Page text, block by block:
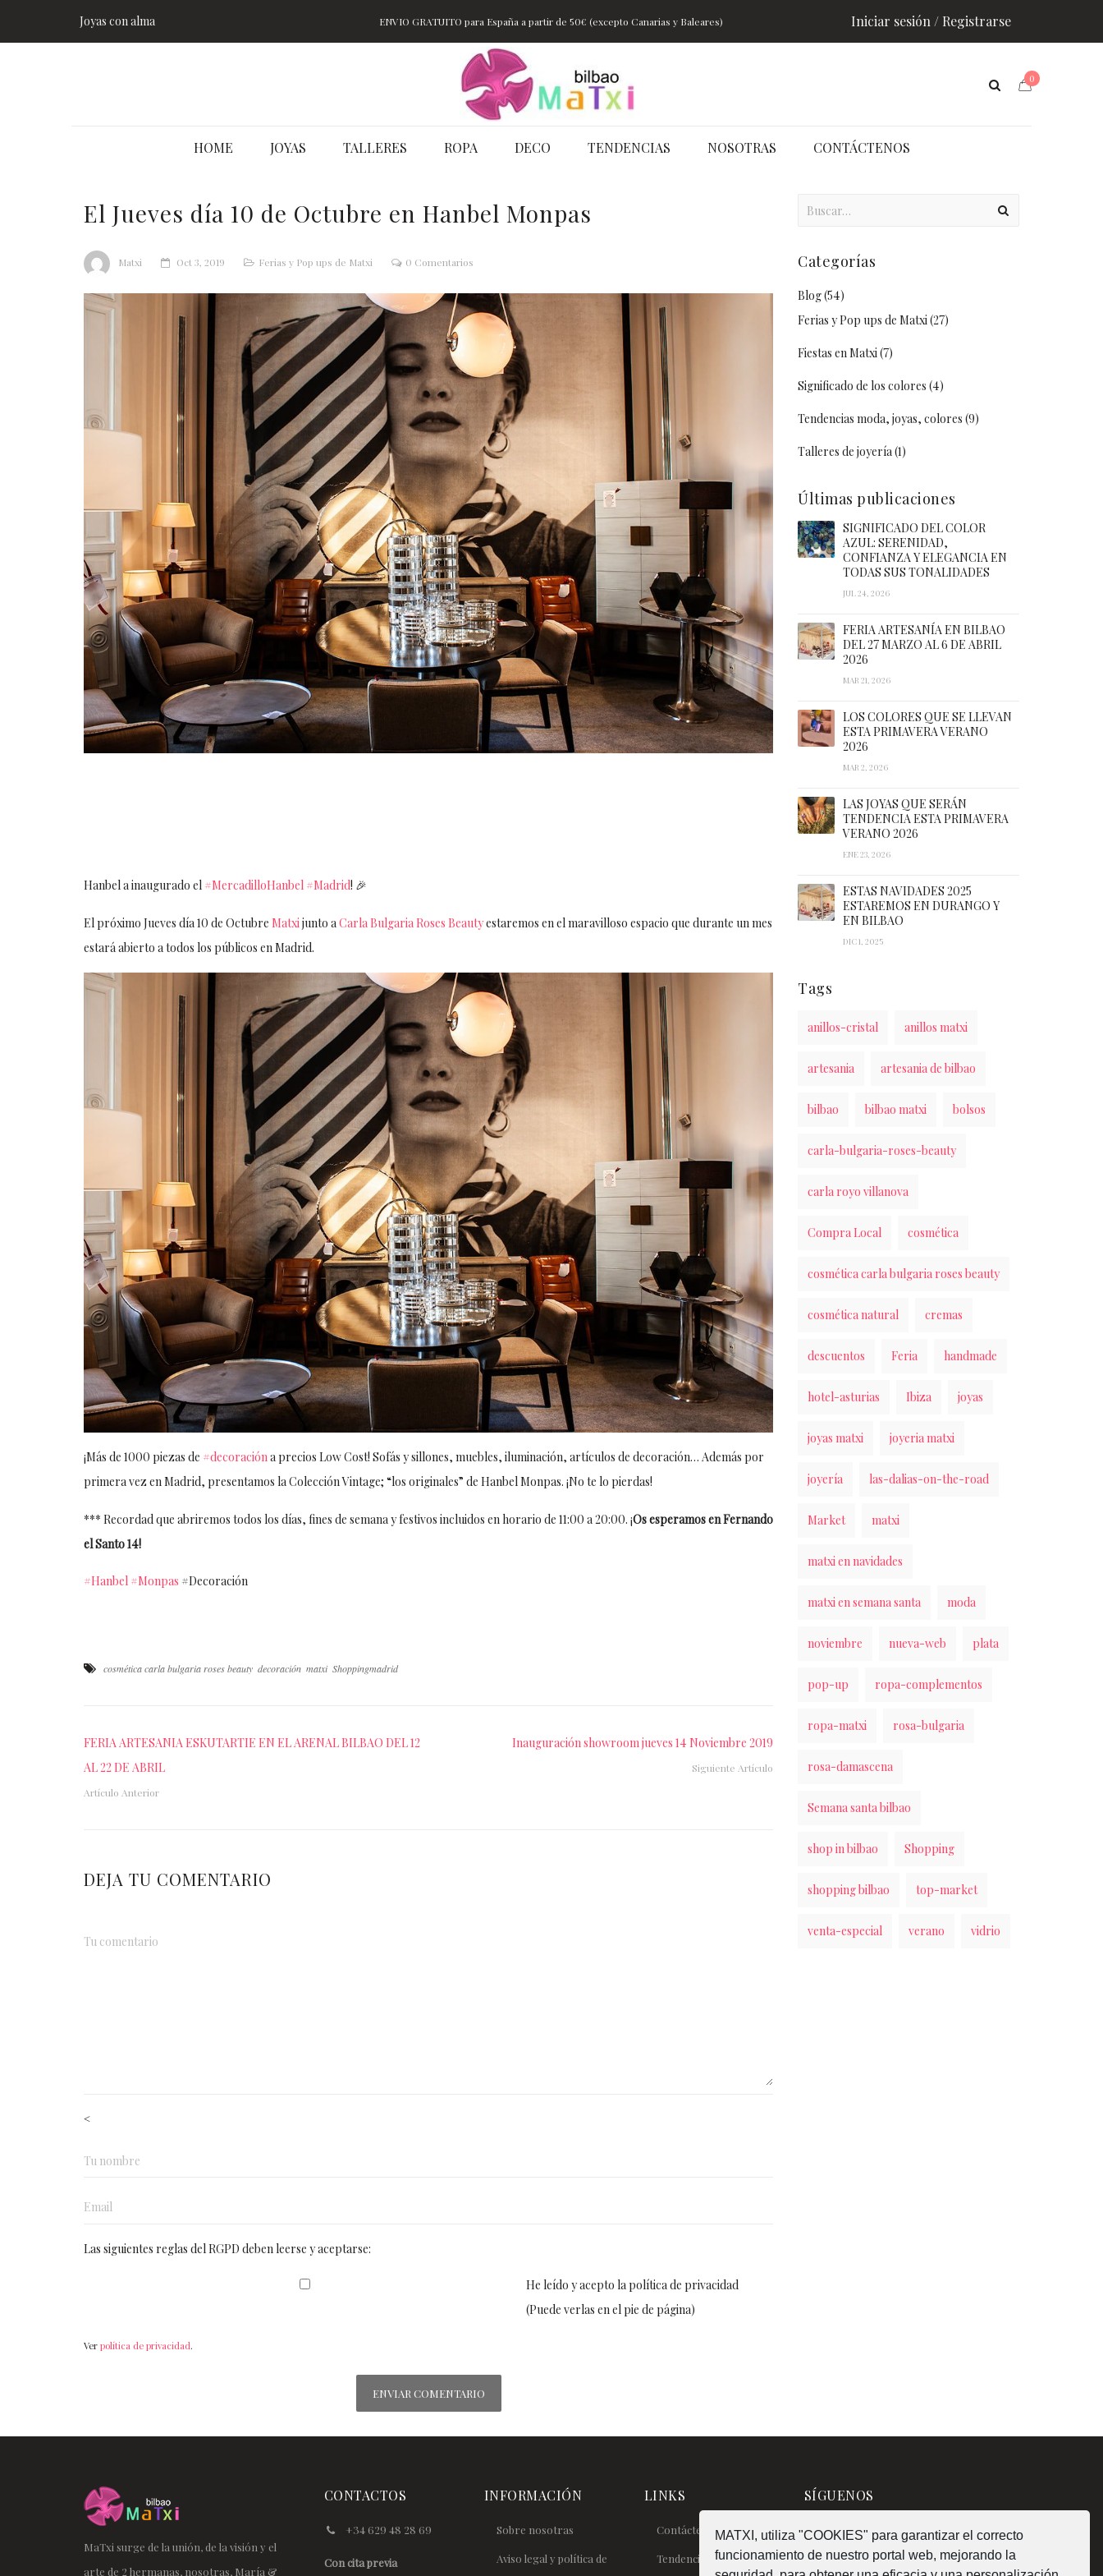
MATXI, utiliza "COOKIES" para garantizar el correcto
funcionamiento de nuestro portal web, mejorando la
Joyas con alma ENVIO GRATUITO para España a partir de 50€ (excepto Canarias y Baleares) Iniciar sesión / Registrarse
0
HOME JOYAS TALLERES ROPA DECO TENDENCIAS NOSOTRAS CONTÁCTENOS
El Jueves día 10 de Octubre en Hanbel Monpas
Matxi Oct 3, 2019 Ferias y Pop ups de Matxi 0 Comentarios
Hanbel a inaugurado el #MercadilloHanbel #Madrid! 🎉
El próximo Jueves día 10 de Octubre Matxi junto a Carla Bulgaria Roses Beautyestaremos en el maravilloso espacio que durante un mes
estará abierto a todos los públicos en Madrid.
¡Más de 1000 piezas de #decoracióna precios Low Cost! Sofás y sillones, muebles, iluminación, artículos de decoración… Además por
primera vez en Madrid, presentamos la Colección Vintage; “los originales” de Hanbel Monpas. ¡No te lo pierdas!
*** Recordad que abriremos todos los días, fines de semana y festivos incluidos en horario de 11:00 a 20:00. ¡Os esperamos en Fernando
el Santo 14!
#Hanbel #Monpas #Decoración
cosmética carla bulgaria roses beauty decoración matxi Shoppingmadrid
FERIA ARTESANIA ESKUTARTIE EN EL ARENAL BILBAO DEL 12
AL 22 DE ABRIL
Artículo Anterior
Inauguración showroom jueves 14 Noviembre 2019
Siguiente Artículo
DEJA TU COMENTARIO
<
Las siguientes reglas del RGPD deben leerse y aceptarse:
He leído y acepto la política de privacidad
(Puede verlas en el pie de página)
Ver política de privacidad.
Categorías
Blog(54)
Ferias y Pop ups de Matxi(27)
Fiestas en Matxi(7)
Significado de los colores (4)
Tendencias moda, joyas, colores (9)
Talleres de joyería(1)
Últimas publicaciones
SIGNIFICADO DEL COLOR
AZUL: SERENIDAD,
CONFIANZA Y ELEGANCIA EN
TODAS SUS TONALIDADES
JUL 24, 2026
FERIA ARTESANÍA EN BILBAO
DEL 27 MARZO AL 6 DE ABRIL
2026
MAR 21, 2026
LOS COLORES QUE SE LLEVAN
ESTA PRIMAVERA VERANO
2026
MAR 2, 2026
LAS JOYAS QUE SERÁN
TENDENCIA ESTA PRIMAVERA
VERANO 2026
ENE 23, 2026
ESTAS NAVIDADES 2025
ESTAREMOS EN DURANGO Y
EN BILBAO
DIC 1, 2025
Tags
anillos-cristal anillos matxi
artesania artesania de bilbao
bilbao bilbao matxi bolsos
carla-bulgaria-roses-beauty
carla royo villanova
Compra Local cosmética
cosmética carla bulgaria roses beauty
cosmética natural cremas
descuentos Feria handmade
hotel-asturias Ibiza joyas
joyas matxi joyeria matxi
joyería las-dalias-on-the-road
Market matxi
matxi en navidades
matxi en semana santa moda
noviembre nueva-web plata
pop-up ropa-complementos
ropa-matxi rosa-bulgaria
rosa-damascena
Semana santa bilbao
shop in bilbao Shopping
shopping bilbao top-market
venta-especial verano vidrio
MaTxi surge de la unión, de la visión y el
arte de 2 hermanas, nosotras, María &
CONTACTOS
+34 629 48 28 69
Con cita previa
INFORMACIÓN
Sobre nosotras
Aviso legal y política de
LINKS
Contáctenos
Tendencias
SÍGUENOS